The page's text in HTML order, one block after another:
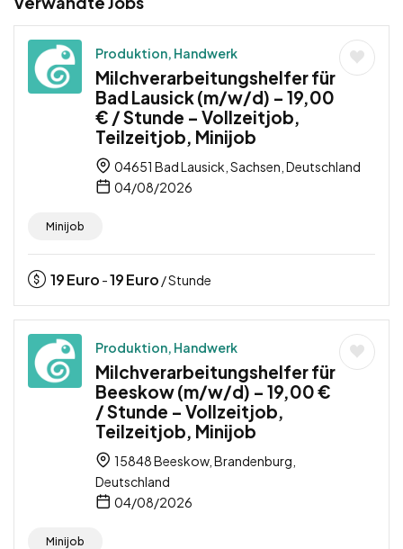
Produktion, Handwerk
Milchverarbeitungshelfer für
Bad Lausick (m/w/d) – 19,00
€ / Stunde – Vollzeitjob,
Teilzeitjob, Minijob
04651 Bad Lausick, Sachsen, Deutschland
04/08/2026
Minijob
19Euro -19Euro / Stunde
Produktion, Handwerk
Milchverarbeitungshelfer für
Beeskow (m/w/d) – 19,00 €
/ Stunde – Vollzeitjob,
Teilzeitjob, Minijob
15848 Beeskow, Brandenburg,
Deutschland
04/08/2026
Minijob